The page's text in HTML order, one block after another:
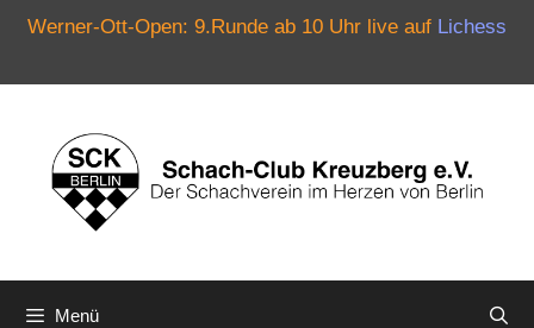
Werner-Ott-Open: 9.Runde ab 10 Uhr live auf Lichess
springen
Menü